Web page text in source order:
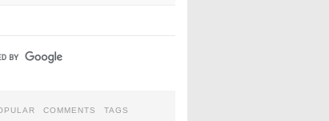
COMMENTS TAGS